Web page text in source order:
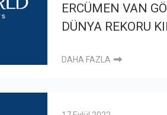
ERCÜMEN VAN
DÜNYA REKORU
DAHA FAZLA